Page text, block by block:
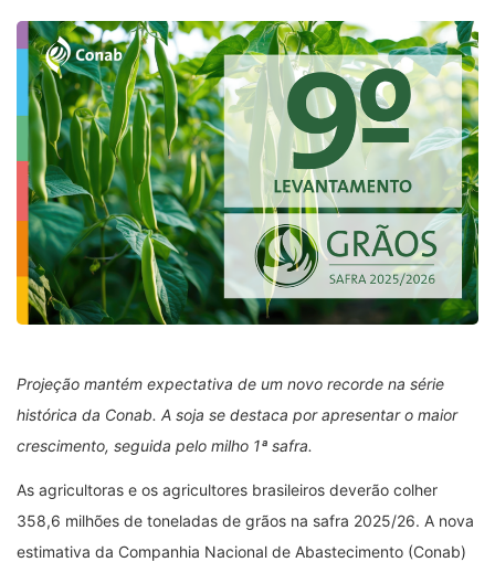
Projeção mantém expectativa de um novo recorde na série
histórica da Conab. A soja se destaca por apresentar o maior
crescimento, seguida pelo milho 1ª safra.
As agricultoras e os agricultores brasileiros deverão colher
358,6 milhões de toneladas de grãos na safra 2025/26. A nova
estimativa da Companhia Nacional de Abastecimento (Conab)